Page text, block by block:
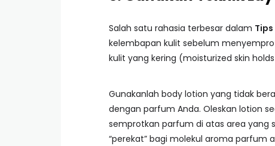
Salah satu rahasia terbesar dalam
kelembapan kulit sebelum
kulit yang kering (moisturized skin
Gunakanlah body lotion yang tidak
dengan parfum Anda. Oleskan lotion
semprotkan parfum di atas area yang
“perekat” bagi molekul aroma parfum